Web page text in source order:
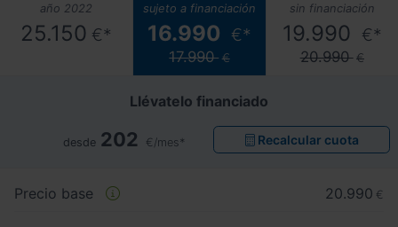
año 2022
25.150 €*
sujeto a financiación
16.990 €*
17.990 €
sin financiación
19.990 €*
20.990 €
Llévatelo financiado
desde 202 €/mes* Recalcular cuota
Precio base 20.990 €